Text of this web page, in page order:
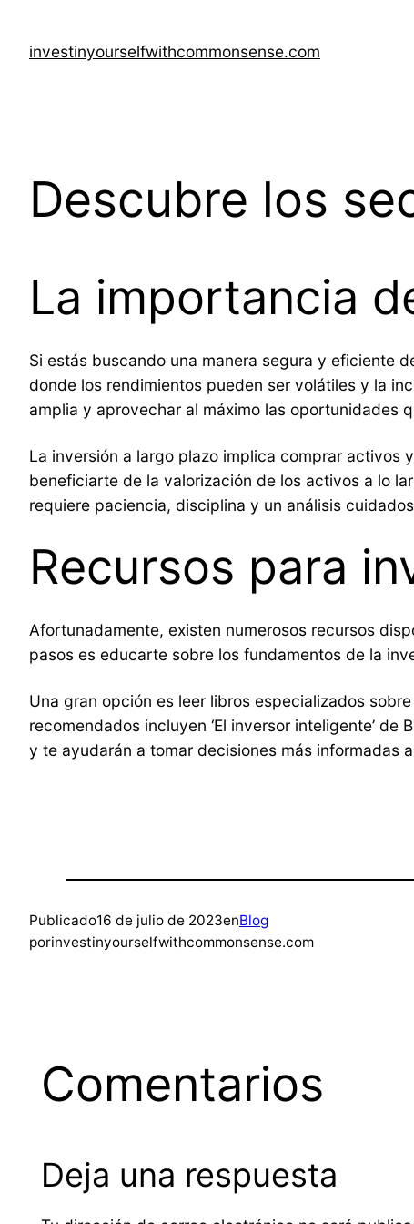
contenido
investinyourselfwithcommonsense.com
Descubre los
La importancia
Si estás buscando una manera segura y eficiente
donde los rendimientos pueden ser volátiles y la
amplia y aprovechar al máximo las oportunidades
La inversión a largo plazo implica comprar activos
beneficiarte de la valorización de los activos a lo
requiere paciencia, disciplina y un análisis
Recursos para
Afortunadamente, existen numerosos recursos
pasos es educarte sobre los fundamentos de la
Una gran opción es leer libros especializados
recomendados incluyen ‘El inversor inteligente’
y te ayudarán a tomar decisiones más informadas
Publicado16 de julio de 2023enBlog
porinvestinyourselfwithcommonsense.com
Comentarios
Deja una respuesta